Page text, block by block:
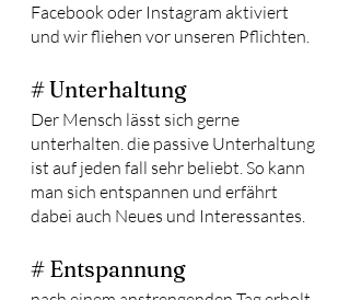
Facebook oder Instagram aktiviert
und wir fliehen vor unseren Pflichten.
# Unterhaltung
Der Mensch lässt sich gerne
unterhalten. die passive Unterhaltung
ist auf jeden fall sehr beliebt. So kann
man sich entspannen und erfährt
dabei auch Neues und Interessantes.
# Entspannung